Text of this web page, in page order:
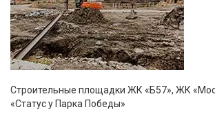
Строительные площадки ЖК «Б57», ЖК
«Статус у Парка Победы»